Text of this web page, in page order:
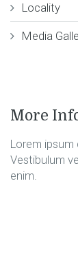
Locality
Media
More
Lorem
Vestibulum
enim.